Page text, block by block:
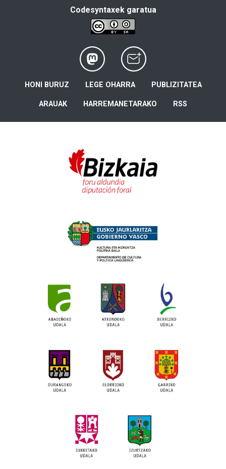
Codesyntaxek garatua
HONI BURUZ LEGE OHARRA PUBLIZITATEA
ARAUAK HARREMANETARAKO RSS